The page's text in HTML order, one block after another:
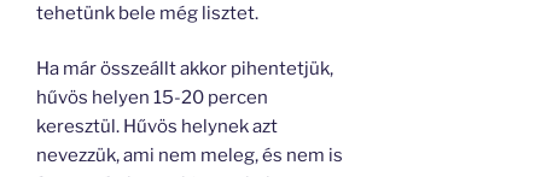
tehetünk bele még lisztet.
Ha már összeállt akkor pihentetjük,
hűvös helyen 15-20 percen
keresztül. Hűvös helynek azt
nevezzük, ami nem meleg, és nem is